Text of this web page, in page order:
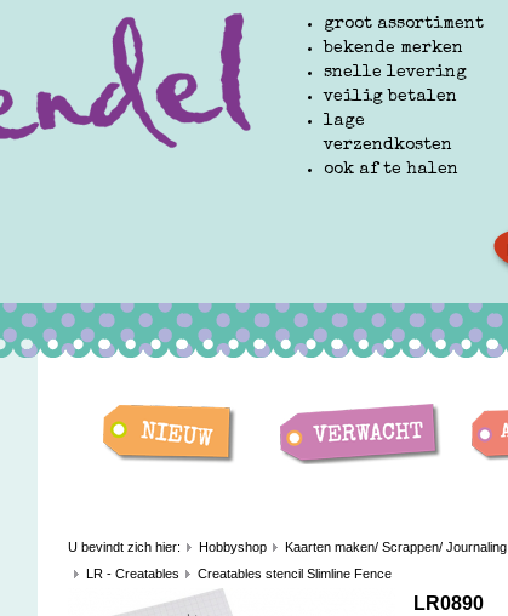
groot assortiment
bekende merken
snelle levering
veilig betalen
lage
verzendkosten
ook af te halen
U bevindt zich hier: Hobbyshop Kaarten maken/ Scrappen/ Journaling
LR - Creatables
Creatables stencil Slimline Fence
LR0890